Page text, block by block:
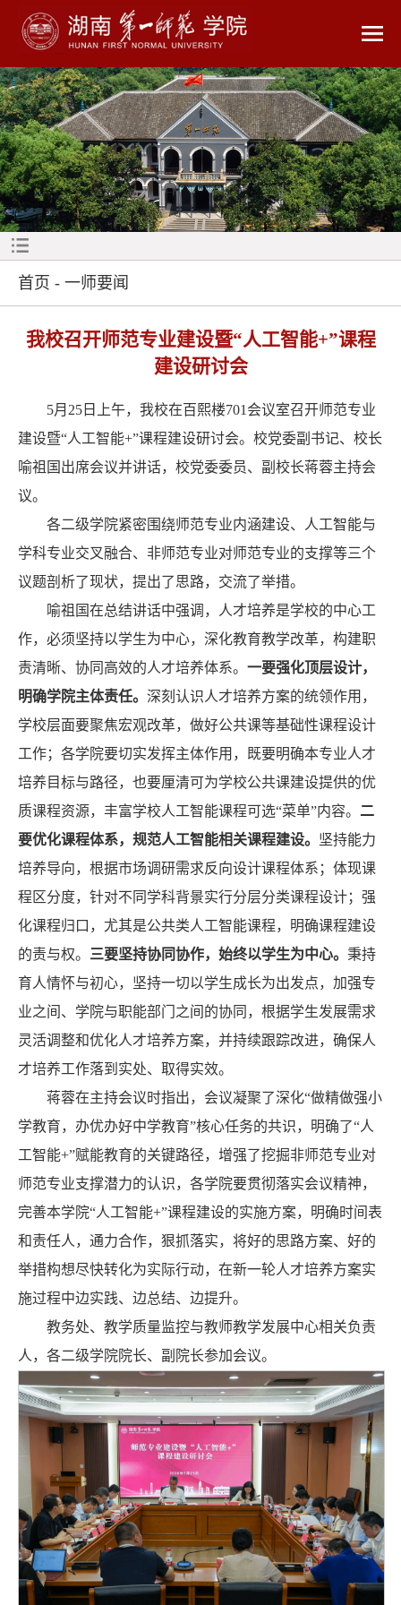
首页 - 一师要闻
我校召开师范专业建设暨“人工智能+”课程
建设研讨会
5月25日上午，我校在百熙楼701会议室召开师范专业
建设暨“人工智能+”课程建设研讨会。校党委副书记、校长
喻祖国出席会议并讲话，校党委委员、副校长蒋蓉主持会
议。
各二级学院紧密围绕师范专业内涵建设、人工智能与
学科专业交叉融合、非师范专业对师范专业的支撑等三个
议题剖析了现状，提出了思路，交流了举措。
喻祖国在总结讲话中强调，人才培养是学校的中心工
作，必须坚持以学生为中心，深化教育教学改革，构建职
责清晰、协同高效的人才培养体系。 一要强化顶层设计，
明确学院主体责任。 深刻认识人才培养方案的统领作用，
学校层面要聚焦宏观改革，做好公共课等基础性课程设计
工作；各学院要切实发挥主体作用，既要明确本专业人才
培养目标与路径，也要厘清可为学校公共课建设提供的优
质课程资源，丰富学校人工智能课程可选“菜单”内容。 二
要优化课程体系，规范人工智能相关课程建设。 坚持能力
培养导向，根据市场调研需求反向设计课程体系；体现课
程区分度，针对不同学科背景实行分层分类课程设计；强
化课程归口，尤其是公共类人工智能课程，明确课程建设
的责与权。 三要坚持协同协作，始终以学生为中心。 秉持
育人情怀与初心，坚持一切以学生成长为出发点，加强专
业之间、学院与职能部门之间的协同，根据学生发展需求
灵活调整和优化人才培养方案，并持续跟踪改进，确保人
才培养工作落到实处、取得实效。
蒋蓉在主持会议时指出，会议凝聚了深化“做精做强小
学教育，办优办好中学教育”核心任务的共识，明确了“人
工智能+”赋能教育的关键路径，增强了挖掘非师范专业对
师范专业支撑潜力的认识，各学院要贯彻落实会议精神，
完善本学院“人工智能+”课程建设的实施方案，明确时间表
和责任人，通力合作，狠抓落实，将好的思路方案、好的
举措构想尽快转化为实际行动，在新一轮人才培养方案实
施过程中边实践、边总结、边提升。
教务处、教学质量监控与教师教学发展中心相关负责
人，各二级学院院长、副院长参加会议。